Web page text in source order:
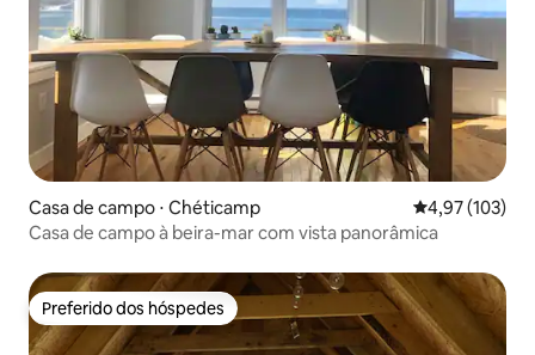
Casa de campo ⋅ Chéticamp 4,97 de uma
4,97 (103)
Casa de campo à beira-mar com vista panorâmica
Preferido dos hóspedes
Preferido dos hóspedes